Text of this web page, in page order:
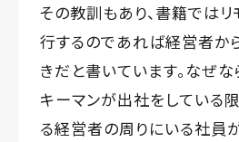
その教訓もあり、書籍では
行するのであれば経営者か
きだと書いています。なぜ
キーマンが出社をしている
る経営者の周りにいる社員